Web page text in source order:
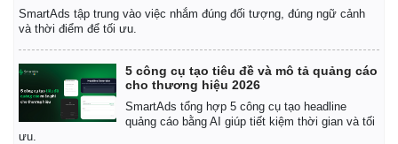
SmartAds tập trung vào việc nhắm đúng đối tượng, đúng ngữ cảnh
và thời điểm để tối ưu.
5 công cụ tạo tiêu đề và mô tả quảng cáo
cho thương hiệu 2026
SmartAds tổng hợp 5 công cụ tạo headline
quảng cáo bằng AI giúp tiết kiệm thời gian và tối
ưu.